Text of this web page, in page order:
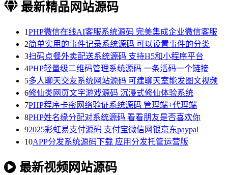
最新精品网站源码
1PHP微信在线AI客服系统源码 完美集成企业微信客服
2简单实用的事件记录系统源码 可以设置事件的分类
3扫码点餐外卖配送系统源码 支持H5和小程序平台
4PHP轻量级二维码管理系统源码 一条活码一个链接
5多人聊天交友系统网站源码 可建聊天室能发图文视频
6修仙类网页文字游戏源码 沉浸式修仙体验系统
7PHP程序卡密网络验证系统源码 管理端+代理端
8PHP姓名缘分配对系统源码 看看朋友是否喜欢你
92025彩虹易支付源码 支付宝微信网银京东paypal
10APP分发系统源码下载 应用分发托管运营版
最新视频网站源码